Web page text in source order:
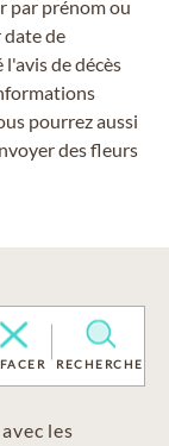
par prénom ou
date de
de décès
pourrez aussi
des fleurs
RECHERCHE
les